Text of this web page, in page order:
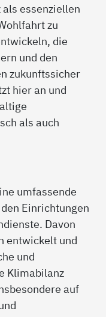
essenziellen
zu
die
und den
zukunftssicher
hier an und
als auch
umfassende
Einrichtungen
Davon
entwickelt und
und
Klimabilanz
auf